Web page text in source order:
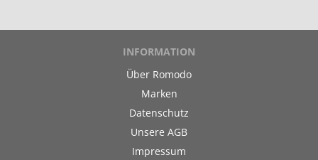
INFORMATION
Über Romodo
Marken
Datenschutz
Unsere AGB
Impressum